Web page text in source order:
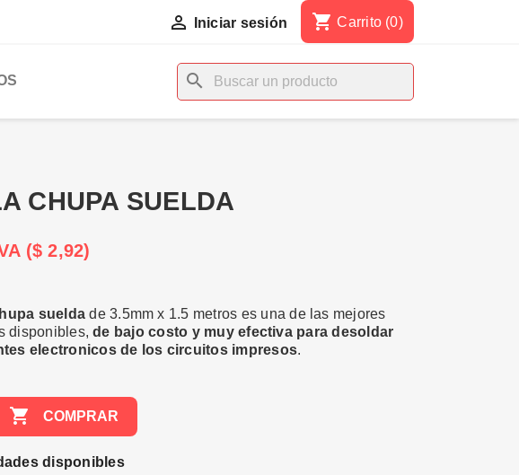
 Iniciar sesión shopping_cart Carrito (0)
search
CHUPA SUELDA
($ 2,92)
suelda de 3.5mm x 1.5 metros es una de las mejores
disponibles,de bajo costo y muy efectiva para desoldar
electronicos de los circuitos impresos.
 COMPRAR
disponibles